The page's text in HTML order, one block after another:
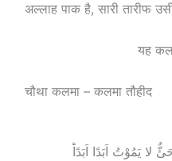
अल्लाह पाक है, सारी तारीफ
यह
चौथा कलमा – कलमा तौहीद
لا يَمُوْتُ اَبَدًا اَبَدًاؕ